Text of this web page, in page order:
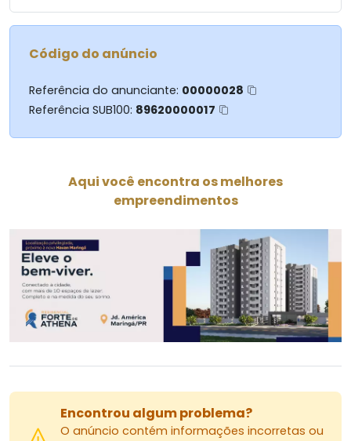
Código do anúncio
Referência do anunciante: 00000028
Referência SUB100: 89620000017
Aqui você encontra os melhores
empreendimentos
Encontrou algum problema?
O anúncio contém informações incorretas ou